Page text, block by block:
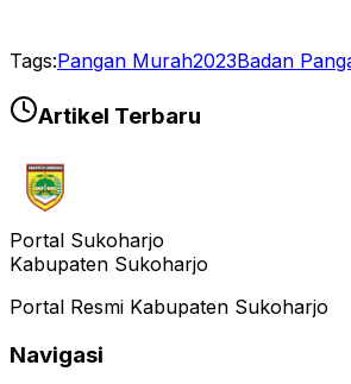
Tags:Pangan Murah2023Badan
Artikel Terbaru
Portal Sukoharjo
Kabupaten Sukoharjo
Portal Resmi Kabupaten Sukoharjo
Navigasi